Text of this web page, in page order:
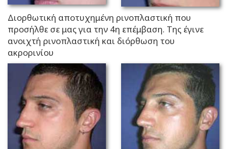
Διορθωτική αποτυχημένη ρινοπλαστική που
προσήλθε σε μας για την 4η επέμβαση. Της έγινε
ανοιχτή ρινοπλαστική και διόρθωση του
ακρορινίου